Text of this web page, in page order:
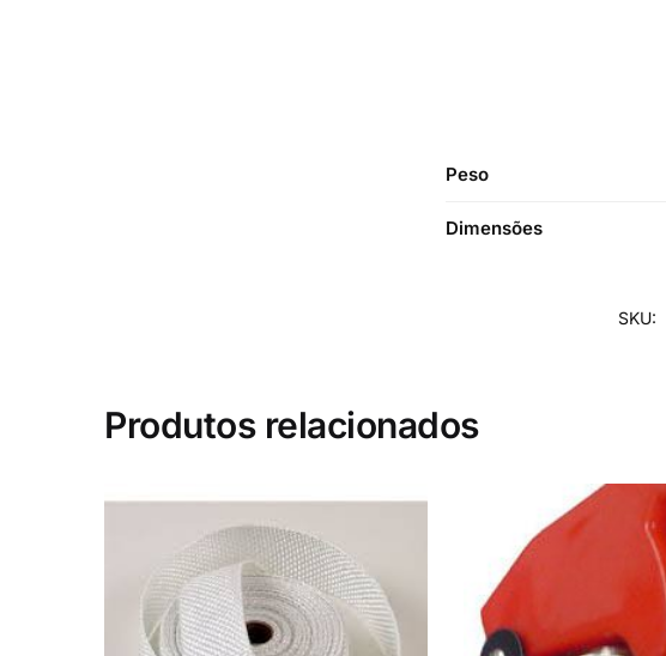
Peso
Dimensões
SKU:
Produtos relacionados